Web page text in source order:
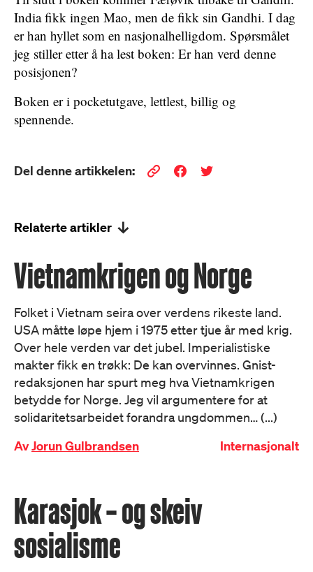
India fikk ingen Mao, men de fikk sin Gandhi. I dag
er han hyllet som en nasjonalhelligdom. Spørsmålet
jeg stiller etter å ha lest boken: Er han verd denne
posisjonen?
Boken er i pocketutgave, lettlest, billig og
spennende.
Del denne artikkelen:
Relaterte artikler
Vietnamkrigen og Norge
Folket i Vietnam seira over verdens rikeste land.
USA måtte løpe hjem i 1975 etter tjue år med krig.
Over hele verden var det jubel. Imperialistiske
makter fikk en trøkk: De kan overvinnes. Gnist-
redaksjonen har spurt meg hva Vietnamkrigen
betydde for Norge. Jeg vil argumentere for at
solidaritetsarbeidet forandra ungdommen… (...)
AvJorun Gulbrandsen Internasjonalt
Karasjok – og skeiv
sosialisme